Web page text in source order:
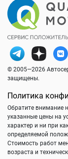
© 2005—2026
защищены.
Политика
Обратите внимание
указанные цены на
характер и ни при
определяемой
Стоимость работ
возраста и